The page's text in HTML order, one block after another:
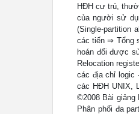
HĐH cư trú,
của người sử
(Single-partition
các tiến ⇒ Tổng
hoán đổi được
Relocation
các địa chỉ logic
các HĐH UNIX,
©2008 Bài giảng
Phân phối đa